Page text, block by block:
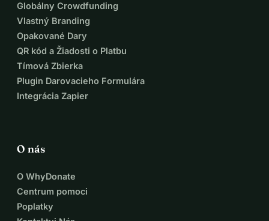
Globálny Crowdfunding
Vlastný Branding
Opakované Dary
QR kód a Žiadosti o Platbu
Tímová Zbierka
Plugin Darovacieho Formulára
Integrácia Zapier
O nás
O WhyDonate
Centrum pomoci
Poplatky